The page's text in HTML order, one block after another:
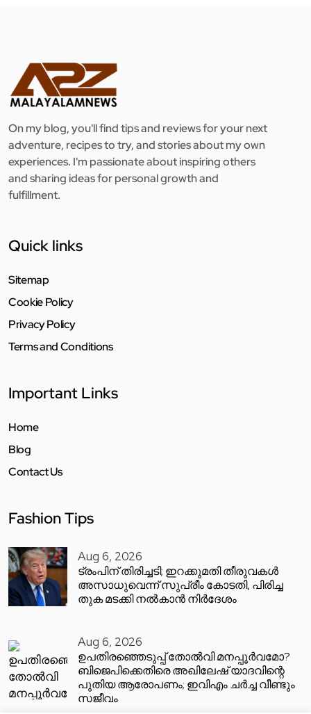
On my blog, you'll find tips and reviews for your next
adventure, recipes to try, and stories about my own
experiences. I'm passionate about inspiring others
and sharing ideas for personal growth and
fulfillment.
Quick links
Sitemap
Cookie Policy
Privacy Policy
Terms and Conditions
Important Links
Home
Blog
Contact Us
Fashion Tips
Aug 6, 2026
ട്രംപിന് തിരിച്ചടി; ഇറക്കുമതി തീരുവകൾ
അസാധുവെന്ന് സുപ്രീം കോടതി, പിരിച്ച
തുക മടക്കി നൽകാൻ നിർദേശം
Aug 6, 2026
ഉപതിരഞ്ഞെടുപ്പ് തോൽവി മനപ്പൂർവമോ?
ബിജെപിക്കെതിരെ അഖിലേഷ് യാദവിന്റെ
പുതിയ ആരോപണം; ഇവിഎം ചർച്ച വീണ്ടും
സജീവം